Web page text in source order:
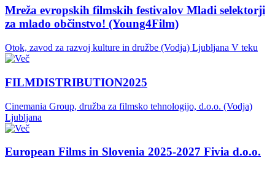
Mreža evropskih filmskih festivalov Mladi selektorji
za mlado občinstvo! (Young4Film)
Otok, zavod za razvoj kulture in družbe (Vodja) Ljubljana V teku
FILMDISTRIBUTION2025
Cinemania Group, družba za filmsko tehnologijo, d.o.o. (Vodja)
Ljubljana
European Films in Slovenia 2025-2027 Fivia d.o.o.